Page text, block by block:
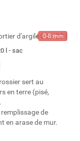
0-8 mm
l - sac
sert au
en terre (pisé,
de
en arase de mur.